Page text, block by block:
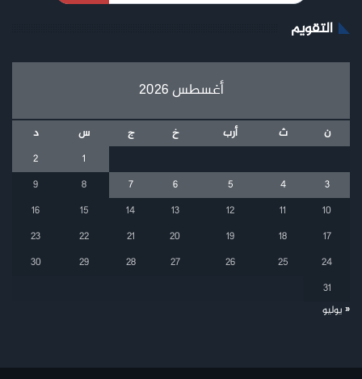
التقويم
أغسطس 2026
ن ث أرب خ ج س
د
1
2
3
4
5
6
7
8
9
10
11
12
13
14
15
16
17
18
19
20
21
22
23
24
25
26
27
28
29
30
31
« يوليو